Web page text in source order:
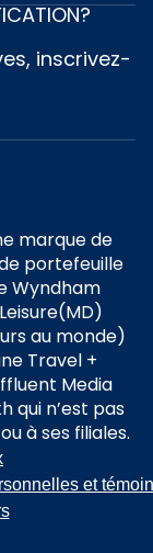
inscrivez-
marque de
portefeuille
Wyndham
au monde)
Travel +
Media
qui n’est pas
à ses filiales.
et